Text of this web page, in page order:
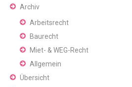
Archiv
Arbeitsrecht
Baurecht
Miet- & WEG-Recht
Allgemein
Übersicht